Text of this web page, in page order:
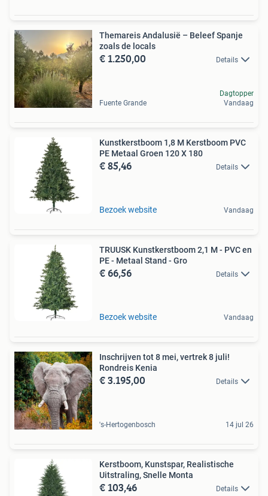
Themareis Andalusië – Beleef Spanje
zoals de locals
€ 1.250,00 Details
Fuente Grande
Dagtopper
Vandaag
Kunstkerstboom 1,8 M Kerstboom PVC
PE Metaal Groen 120 X 180
€ 85,46 Details
Bezoek website Vandaag
TRUUSK Kunstkerstboom 2,1 M - PVC en
PE - Metaal Stand - Gro
€ 66,56 Details
Bezoek website Vandaag
Inschrijven tot 8 mei, vertrek 8 juli!
Rondreis Kenia
€ 3.195,00 Details
's-Hertogenbosch 14 jul 26
Kerstboom, Kunstspar, Realistische
Uitstraling, Snelle Monta
€ 103,46 Details